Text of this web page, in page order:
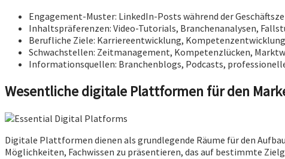
Engagement-Muster: LinkedIn-Posts während der
Inhaltspräferenzen: Video-Tutorials, Branchenanalysen,
Berufliche Ziele: Karriereentwicklung,
Schwachstellen: Zeitmanagement, Kompetenzlücken,
Informationsquellen: Branchenblogs, Podcasts,
Wesentliche digitale Plattformen für den
Digitale Plattformen dienen als grundlegende Räume für den
Möglichkeiten, Fachwissen zu präsentieren, das auf bestimmte